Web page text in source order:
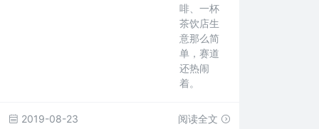
啡、一杯
茶饮店生
意那么简
单，赛道
还热闹
着。
2019-08-23 阅读全文